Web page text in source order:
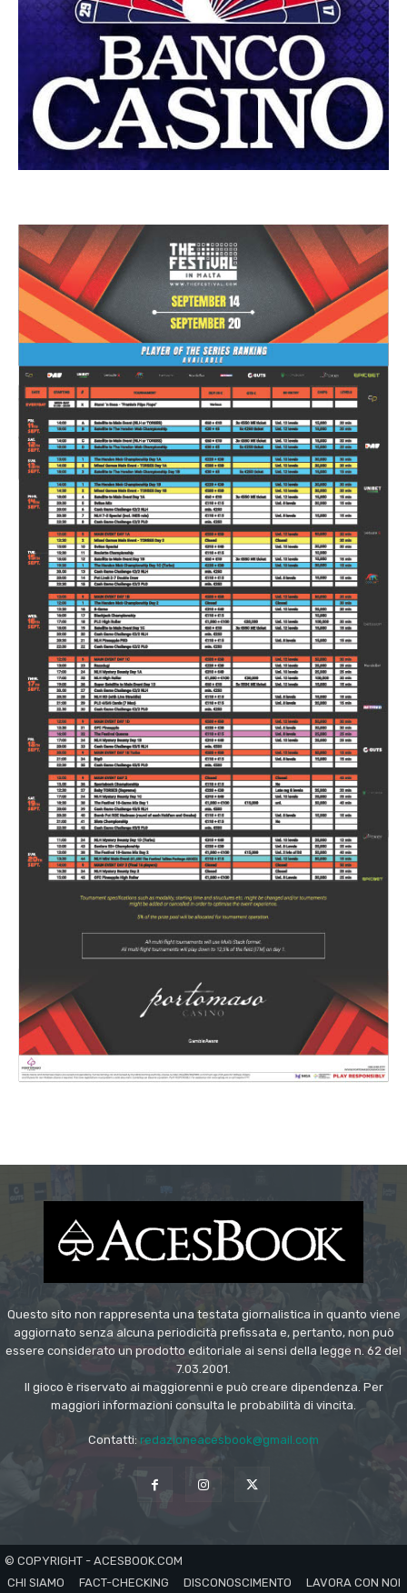
Questo sito non rappresenta una testata giornalistica in quanto viene
aggiornato senza alcuna periodicità prefissata e, pertanto, non può
essere considerato un prodotto editoriale ai sensi della legge n. 62 del
7.03.2001.
Il gioco è riservato ai maggiorenni e può creare dipendenza. Per
maggiori informazioni consulta le probabilità di vincita.
Contatti: redazioneacesbook@gmail.com
© COPYRIGHT - ACESBOOK.COM
CHI SIAMO
FACT-CHECKING DISCONOSCIMENTO LAVORA CON NOI